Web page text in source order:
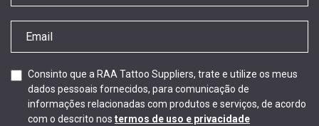
Consinto que a RAA Tattoo Suppliers, trate e utilize os meus
dados pessoais fornecidos, para comunicação de
informações relacionadas com produtos e serviços, de acordo
com o descrito nos termos de uso e privacidade